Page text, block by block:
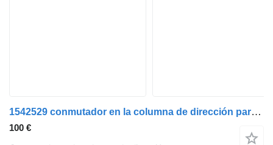
1542529 conmutador en la columna de dirección para Scania Serie P/G/R (C-Clase)(2004->) camión
100 €